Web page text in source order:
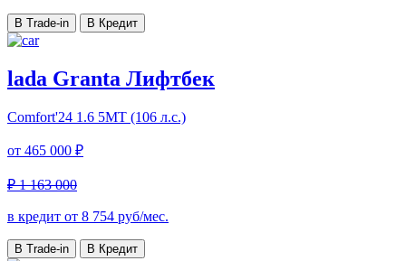
В Trade-in В Кредит
lada Granta Лифтбек
Comfort'24 1.6 5МТ (106 л.с.)
от 465 000 ₽
₽ 1 163 000
в кредит от 8 754 руб/мес.
В Trade-in В Кредит